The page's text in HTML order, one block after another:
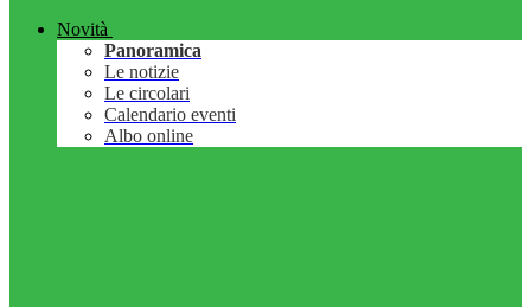
Novità
Panoramica
Le notizie
Le circolari
Calendario eventi
Albo online